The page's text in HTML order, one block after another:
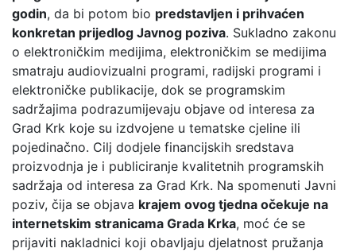
godin, da bi potom bio predstavljen i prihvaćen
konkretan prijedlog Javnog poziva. Sukladno zakonu
o elektroničkim medijima, elektroničkim se medijima
smatraju audiovizualni programi, radijski programi i
elektroničke publikacije, dok se programskim
sadržajima podrazumijevaju objave od interesa za
Grad Krk koje su izdvojene u tematske cjeline ili
pojedinačno. Cilj dodjele financijskih sredstava
proizvodnja je i publiciranje kvalitetnih programskih
sadržaja od interesa za Grad Krk. Na spomenuti Javni
poziv, čija se objava krajem ovog tjedna očekuje na
internetskim stranicama Grada Krka, moć će se
prijaviti nakladnici koji obavljaju djelatnost pružanja